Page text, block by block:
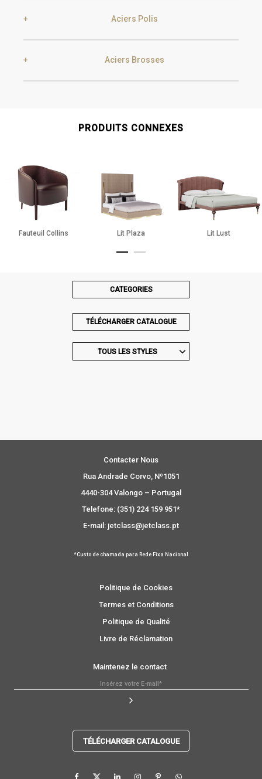
Aciers Polis
Aciers Brosses
Gun Metal
PRODUITS CONNEXES
Fauteuil Collins Lit Plaza Lit Lust
CATEGORIES
TÉLÉCHARGER CATALOGUE
TOUS LES STYLES
Contacter Nous
Rua Andrade Corvo, Nº1051
4440-304 Valongo – Portugal
Telefone: (351) 224 159 951*
E-mail: jetclass@jetclass.pt
*Custo de chamada para Rede Fixa Nacional
Politique de Cookies
Termes et Conditions
Politique de Qualité
Livre de Réclamation
Maintenez le contact
TÉLÉCHARGER CATALOGUE